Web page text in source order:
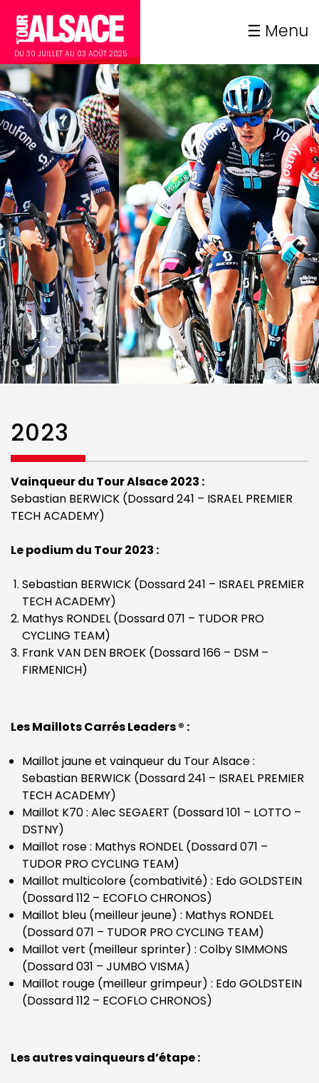
DU 30 JUILLET AU 03 AOÛT 2025
Menu
2023
Vainqueur du Tour Alsace 2023 :
Sebastian BERWICK (Dossard 241 – ISRAEL PREMIER
TECH ACADEMY)
Le podium du Tour 2023 :
Sebastian BERWICK (Dossard 241 – ISRAEL PREMIER
TECH ACADEMY)
Mathys RONDEL (Dossard 071 – TUDOR PRO
CYCLING TEAM)
Frank VAN DEN BROEK (Dossard 166 – DSM –
FIRMENICH)
Les Maillots Carrés Leaders ® :
Maillot jaune et vainqueur du Tour Alsace :
Sebastian BERWICK (Dossard 241 – ISRAEL PREMIER
TECH ACADEMY)
Maillot K70 : Alec SEGAERT (Dossard 101 – LOTTO –
DSTNY)
Maillot rose : Mathys RONDEL (Dossard 071 –
TUDOR PRO CYCLING TEAM)
Maillot multicolore (combativité) : Edo GOLDSTEIN
(Dossard 112 – ECOFLO CHRONOS)
Maillot bleu (meilleur jeune) : Mathys RONDEL
(Dossard 071 – TUDOR PRO CYCLING TEAM)
Maillot vert (meilleur sprinter) : Colby SIMMONS
(Dossard 031 – JUMBO VISMA)
Maillot rouge (meilleur grimpeur) : Edo GOLDSTEIN
(Dossard 112 – ECOFLO CHRONOS)
Les autres vainqueurs d’étape :